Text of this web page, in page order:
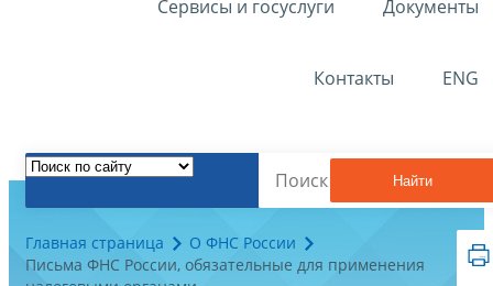
Сервисы и госуслуги Документы
Контакты ENG
Найти
Главная страница
О ФНС России
Письма ФНС России, обязательные для применения